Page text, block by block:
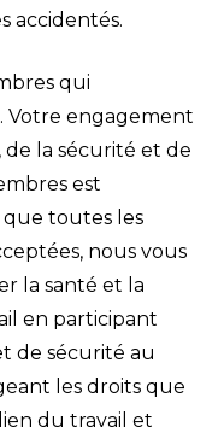
accidentés.
qui
engagement
la sécurité et de
est
toutes les
nous vous
la santé et la
en participant
de sécurité au
les droits que
du travail et